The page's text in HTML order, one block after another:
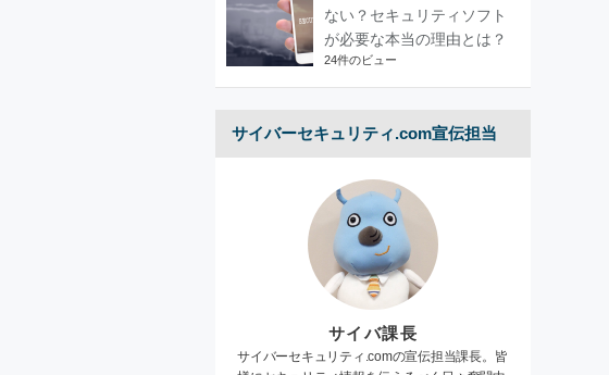
ない？セキュリティソフト
が必要な本当の理由とは？
24件のビュー
サイバーセキュリティ.com宣伝担当
サイバ課長
サイバーセキュリティ.comの宣伝担当課長。皆